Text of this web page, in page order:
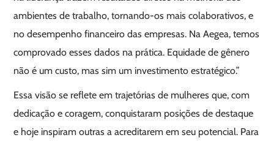
ambientes de trabalho, tornando-os mais colaborativos, e
no desempenho financeiro das empresas. Na Aegea, temos
comprovado esses dados na prática. Equidade de gênero
não é um custo, mas sim um investimento estratégico.”
Essa visão se reflete em trajetórias de mulheres que, com
dedicação e coragem, conquistaram posições de destaque
e hoje inspiram outras a acreditarem em seu potencial. Para